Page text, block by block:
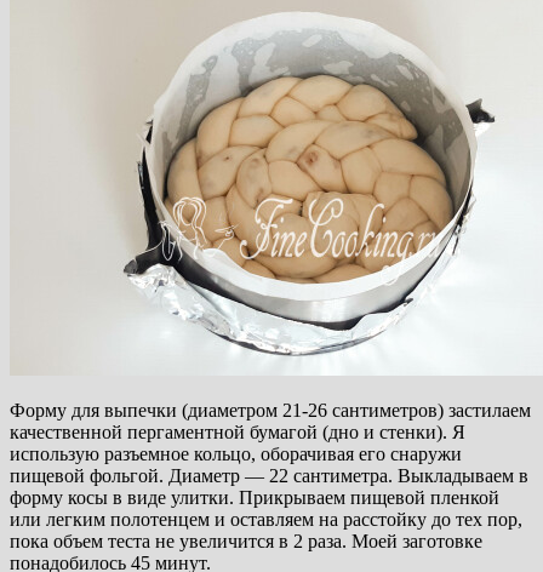
Форму для выпечки (диаметром 21-26 сантиметров) застилаем
качественной пергаментной бумагой (дно и стенки). Я
использую разъемное кольцо, оборачивая его снаружи
пищевой фольгой. Диаметр — 22 сантиметра. Выкладываем в
форму косы в виде улитки. Прикрываем пищевой пленкой
или легким полотенцем и оставляем на расстойку до тех пор,
пока объем теста не увеличится в 2 раза. Моей заготовке
понадобилось 45 минут.